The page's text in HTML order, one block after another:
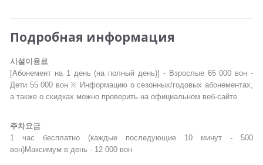
Подробная информация
시설이용료
[Абонемент на 1 день (на полный день)] - Взрослые 65 000 вон -
Дети 55 000 вон ※ Информацию о сезонных/годовых абонементах,
а также о скидках можно проверить на официальном веб-сайте
주차요금
1 час бесплатно (каждые последующие 10 минут - 500
вон)Максимум в день - 12 000 вон